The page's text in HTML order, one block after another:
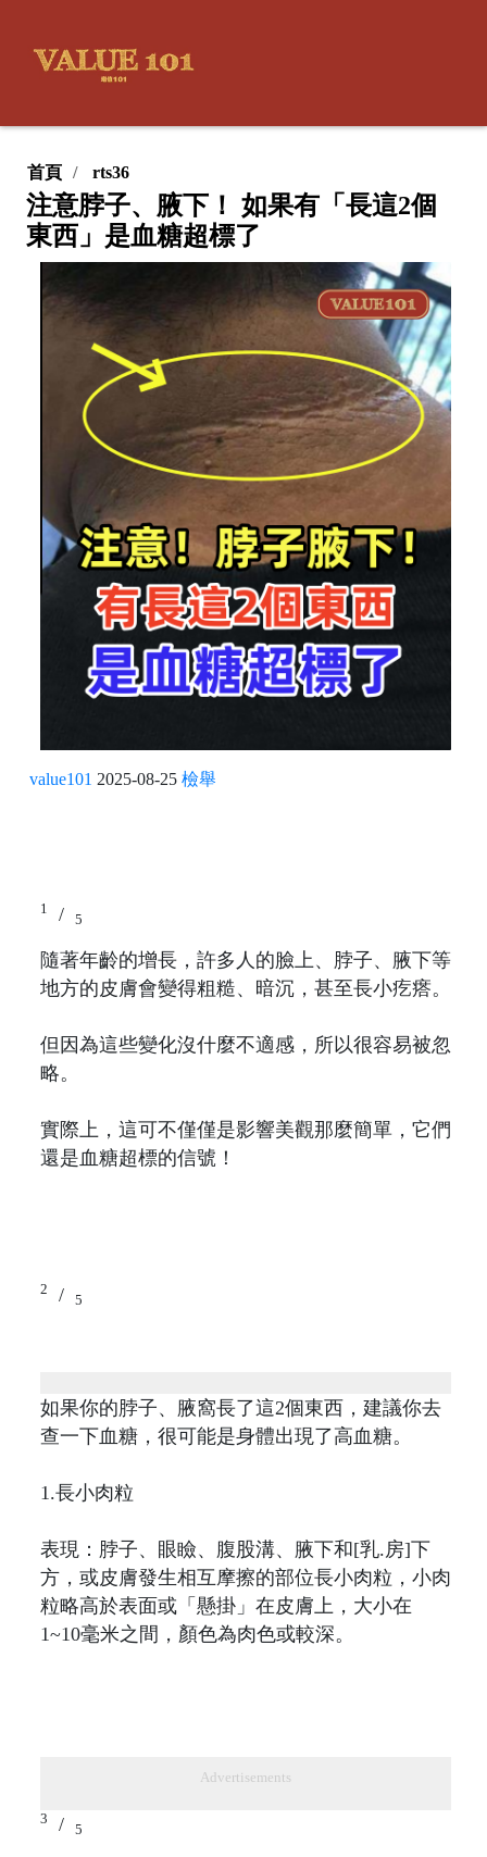
首頁 rts36
注意脖子、腋下！ 如果有「長這2個
東西」是血糖超標了
value101 2025-08-25 檢舉
1 / 5
隨著年齡的增長，許多人的臉上、脖子、腋下等
地方的皮膚會變得粗糙、暗沉，甚至長小疙瘩。
但因為這些變化沒什麼不適感，所以很容易被忽
略。
實際上，這可不僅僅是影響美觀那麼簡單，它們
還是血糖超標的信號！
2 / 5
如果你的脖子、腋窩長了這2個東西，建議你去
查一下血糖，很可能是身體出現了高血糖。
1.長小肉粒
表現：脖子、眼瞼、腹股溝、腋下和[乳.房]下
方，或皮膚發生相互摩擦的部位長小肉粒，小肉
粒略高於表面或「懸掛」在皮膚上，大小在
1~10毫米之間，顏色為肉色或較深。
Advertisements
3 / 5